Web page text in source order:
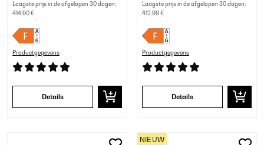
Laagste prijs in de afgelopen 30 dagen:
414,90 €
Productgegevens
Details
Laagste prijs in de afgelopen 30 dagen:
412,99 €
Productgegevens
Details
NIEUW